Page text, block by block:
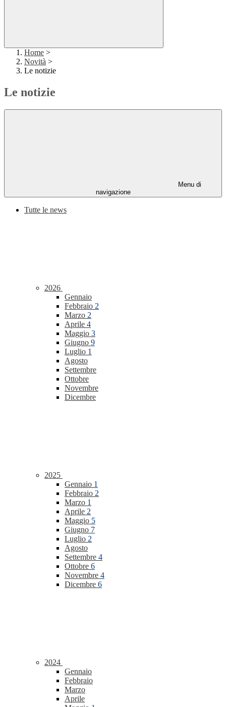
Home >
Novità >
Le notizie
Le notizie
Menu di
navigazione
Tutte le news
2026
Gennaio
Febbraio 2
Marzo 2
Aprile 4
Maggio 3
Giugno 9
Luglio 1
Agosto
Settembre
Ottobre
Novembre
Dicembre
2025
Gennaio 1
Febbraio 2
Marzo 1
Aprile 2
Maggio 5
Giugno 7
Luglio 2
Agosto
Settembre 4
Ottobre 6
Novembre 4
Dicembre 6
2024
Gennaio
Febbraio
Marzo
Aprile